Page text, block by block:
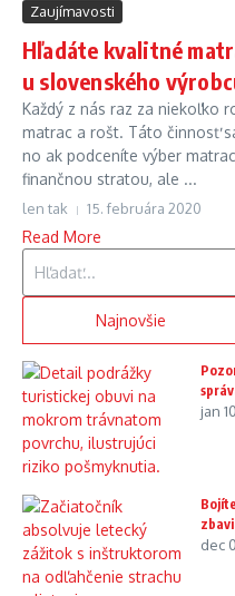
Zaujímavosti
Hľadáte kvalitné
u slovenského
Každý z nás raz za niekoľko
matrac a rošt. Táto činnosť
no ak podceníte výber
finančnou stratou, ale ...
len tak 15. februára 2020
Read More
Najnovšie
jan
dec